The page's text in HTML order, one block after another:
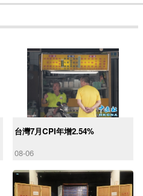
台灣7月CPI年增2.54%
08-06